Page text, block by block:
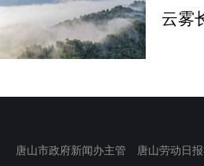
云雾
唐山市政府新闻办主管 唐山劳动日